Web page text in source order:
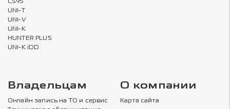
UNI-T
UNI-V
UNI-K
HUNTER PLUS
UNI-K iDD
Владельцам
Онлайн запись на ТО и сервис
О компании
Карта сайта